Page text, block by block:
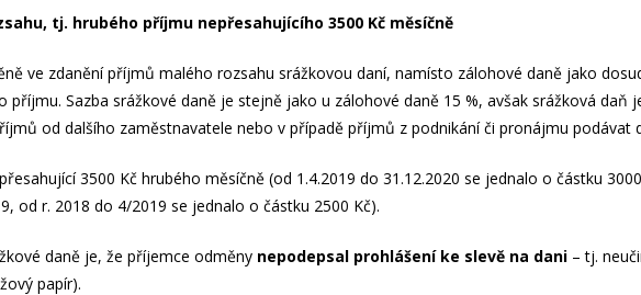
tj. hrubého příjmu nepřesahujícího 3500 Kč měsíčně
ve zdanění příjmů malého rozsahu srážkovou daní, namísto zálohové daně jako
Sazba srážkové daně je stejně jako u zálohové daně 15 %, avšak srážková daň
od dalšího zaměstnavatele nebo v případě příjmů z podnikání či pronájmu podávat
3500 Kč hrubého měsíčně (od 1.4.2019 do 31.12.2020 se jednalo o částku
od r. 2018 do 4/2019 se jednalo o částku 2500 Kč).
daně je, že příjemce odměny nepodepsal prohlášení ke slevě na dani – tj.
papír).